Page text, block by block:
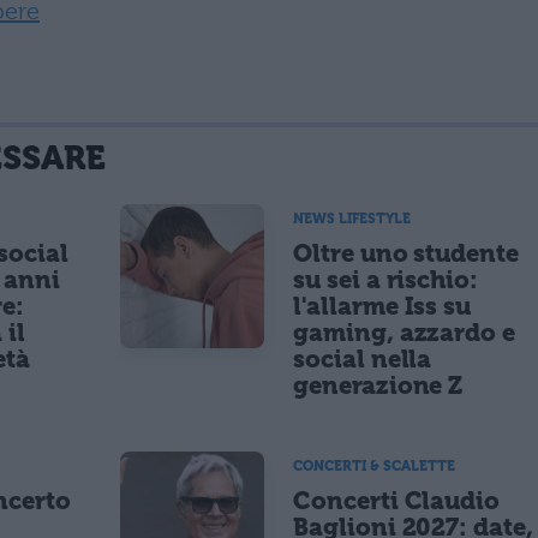
il
NEWS LIFESTYLE
Oltre uno studente
su sei a rischio:
l'allarme Iss su
gaming, azzardo e
social nella
generazione Z
CONCERTI & SCALETTE
Concerti Claudio
Baglioni 2027: date,